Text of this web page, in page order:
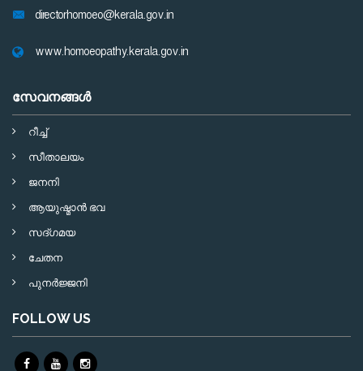
directorhomoeo@kerala.gov.in
www.homoeopathy.kerala.gov.in
സേവനങ്ങള്‍
റീച്ച്
സീതാലയം
ജനനി
ആയുഷ്മാന്‍ ഭവ
സദ്ഗമയ
ചേതന
പുനര്‍ജ്ജനി
FOLLOW US